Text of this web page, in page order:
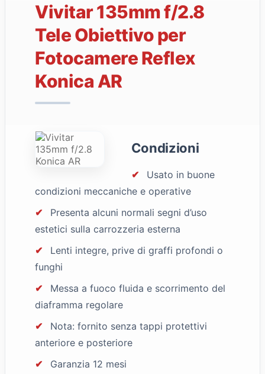
Vivitar 135mm f/2.8
Tele Obiettivo per
Fotocamere Reflex
Konica AR
Condizioni
✔
Usato in buone
condizioni meccaniche e operative
✔
Presenta alcuni normali segni d’uso
estetici sulla carrozzeria esterna
✔
Lenti integre, prive di graffi profondi o
funghi
✔
Messa a fuoco fluida e scorrimento del
diaframma regolare
✔
Nota: fornito senza tappi protettivi
anteriore e posteriore
✔
Garanzia 12 mesi